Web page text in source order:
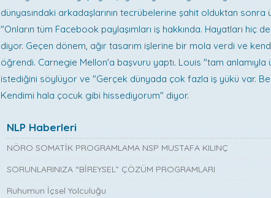
dünyasındaki arkadaşlarının tecrübelerine şahit olduktan sonra
"Onların tüm Facebook paylaşımları iş hakkında. Hayatları hiç
diyor. Geçen dönem, ağır tasarım işlerine bir mola verdi ve
öğrendi. Carnegie Mellon'a başvuru yaptı. Louis "tam
istediğini söylüyor ve "Gerçek dünyada çok fazla iş yükü var.
Kendimi hala çocuk gibi hissediyorum" diyor.
NLP Haberleri
NÖRO SOMATİK PROGRAMLAMA NSP MUSTAFA KILINÇ
SORUNLARINIZA “BİREYSEL” ÇÖZÜM PROGRAMLARI
Ruhumun İçsel Yolculuğu